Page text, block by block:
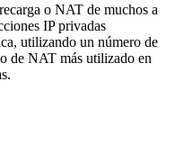
o NAT de muchos a
IP privadas
utilizando un número de
de NAT más utilizado en